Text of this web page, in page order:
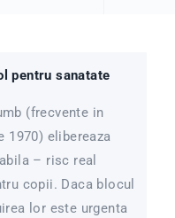
pentru sanatate
(frecvente in
1970) elibereaza
– risc real
copii. Daca blocul
lor este urgenta